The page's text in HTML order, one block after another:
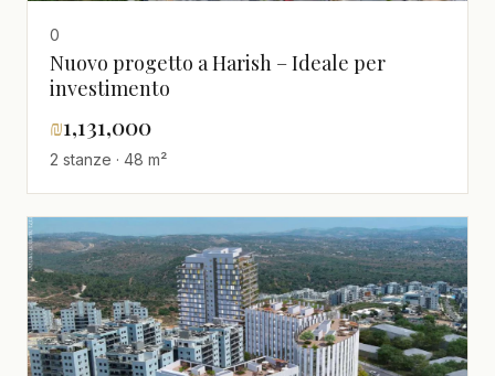
0
Nuovo progetto a Harish – Ideale per
investimento
₪1,131,000
2 stanze · 48 m²